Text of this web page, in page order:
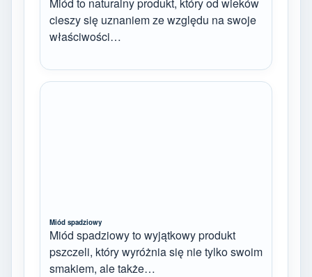
Miód to naturalny produkt, który od wieków
cieszy się uznaniem ze względu na swoje
właściwości…
Miód spadziowy
Miód spadziowy to wyjątkowy produkt
pszczeli, który wyróżnia się nie tylko swoim
smakiem, ale także…